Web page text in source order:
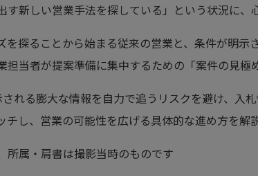
す新しい営業手法を探している」という状況に、
を探ることから始まる従来の営業と、条件が明示
担当者が提案準備に集中するための「案件の見極
れる膨大な情報を自力で追うリスクを避け、入
し、営業の可能性を広げる具体的な進め方を解説
属・肩書は撮影当時のものです